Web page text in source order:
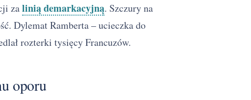
zalinią demarkacyjną. Szczury na
Dylemat Ramberta – ucieczka do
rozterki tysięcy Francuzów.
oporu